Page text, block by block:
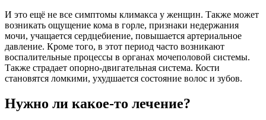
И это ещё не все симптомы климакса у женщин. Также может
возникать ощущение кома в горле, признаки недержания
мочи, учащается сердцебиение, повышается артериальное
давление. Кроме того, в этот период часто возникают
воспалительные процессы в органах мочеполовой системы.
Также страдает опорно-двигательная система. Кости
становятся ломкими, ухудшается состояние волос и зубов.
Нужно ли какое-то лечение?